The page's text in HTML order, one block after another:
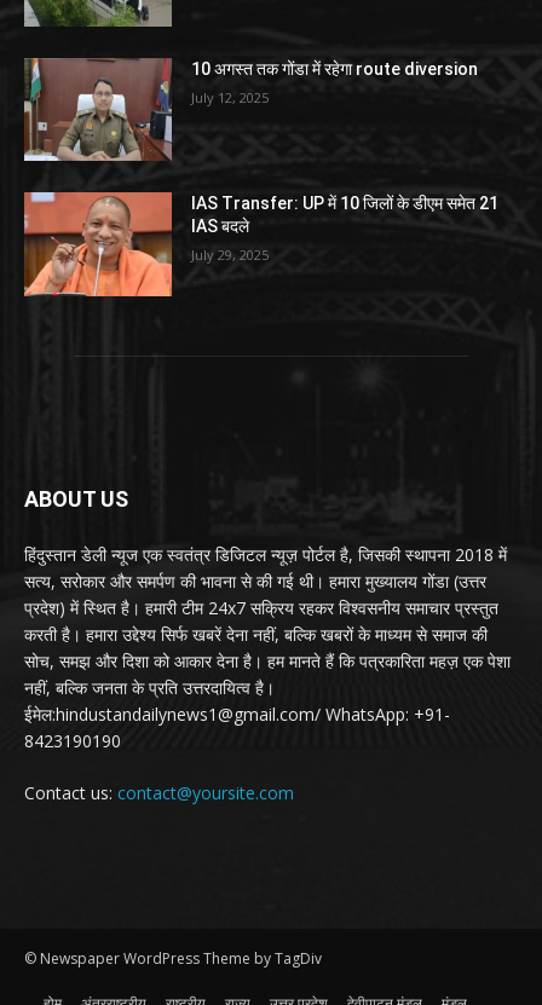
10 अगस्त तक गोंडा में रहेगा route diversion
July 12, 2025
IAS Transfer: UP में 10 जिलों के डीएम समेत 21
IAS बदले
July 29, 2025
ABOUT US
हिंदुस्तान डेली न्यूज एक स्वतंत्र डिजिटल न्यूज़ पोर्टल है, जिसकी स्थापना 2018 में
सत्य, सरोकार और समर्पण की भावना से की गई थी। हमारा मुख्यालय गोंडा (उत्तर
प्रदेश) में स्थित है। हमारी टीम 24x7 सक्रिय रहकर विश्वसनीय समाचार प्रस्तुत
करती है। हमारा उद्देश्य सिर्फ खबरें देना नहीं, बल्कि खबरों के माध्यम से समाज की
सोच, समझ और दिशा को आकार देना है। हम मानते हैं कि पत्रकारिता महज़ एक पेशा
नहीं, बल्कि जनता के प्रति उत्तरदायित्व है।
ईमेल:hindustandailynews1@gmail.com/ WhatsApp: +91-
8423190190
Contact us: contact@yoursite.com
© Newspaper WordPress Theme by TagDiv